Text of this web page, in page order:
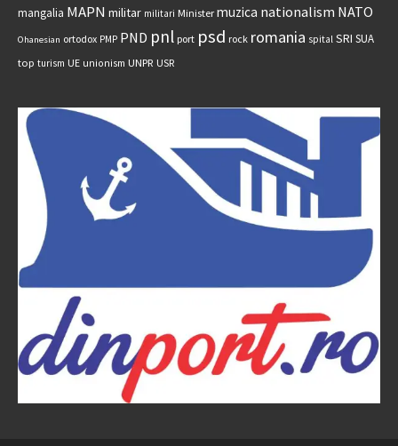
mangalia MAPN militar militari Minister muzica nationalism NATO
Ohanesian ortodox PMP PND pnl port psd rock romania spital SRI SUA
top turism UE unionism UNPR USR